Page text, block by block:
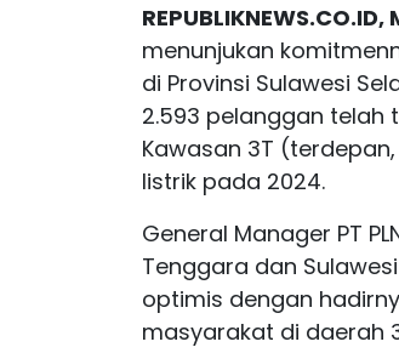
REPUBLIKNEWS.CO.ID,
menunjukan
di Provinsi Sulawesi
2.593 pelanggan telah
Kawasan 3T
listrik pada 2024.
General Manager PT
Tenggara dan
optimis dengan
masyarakat di daerah